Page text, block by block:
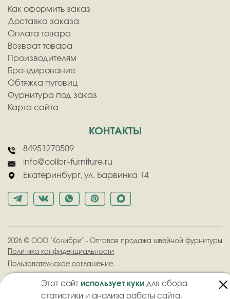
Этот сайт использует куки для сбора
статистики и анализа работы сайта.
Как оформить заказ
Доставка заказа
Оплата товара
Возврат товара
Производителям
Брендирование
Обтяжка пуговиц
Фурнитура под заказ
Карта сайта
КОНТАКТЫ
84951270509
info@colibri-furniture.ru
Екатеринбург, ул. Барвинка 14
2026 © ООО "Колибри" - Оптовая продажа швейной фурнитуры
Политика конфиденциальности
Пользовательское соглашение